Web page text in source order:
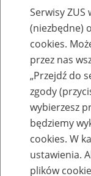
Szkolenia
Zaproś
Serwisy
(niezbędne)
cookies.
przez nas
„Przejdź do
zgody
wybierzesz
będziemy
cookies. W
ustawienia.
plików